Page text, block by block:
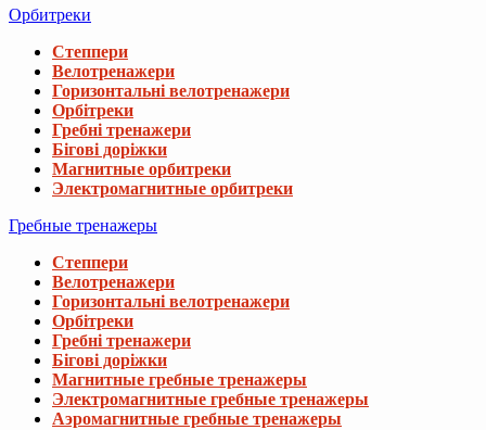
Орбитреки
Степпери
Велотренажери
Горизонтальні велотренажери
Орбітреки
Гребні тренажери
Бігові доріжки
Магнитные орбитреки
Электромагнитные орбитреки
Гребные тренажеры
Степпери
Велотренажери
Горизонтальні велотренажери
Орбітреки
Гребні тренажери
Бігові доріжки
Магнитные гребные тренажеры
Электромагнитные гребные тренажеры
Аэромагнитные гребные тренажеры